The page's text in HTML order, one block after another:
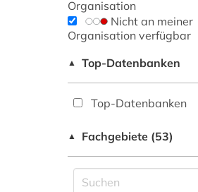
Organisation
Nicht an meiner
Organisation verfügbar
▲ Top-Datenbanken
Top-Datenbanken
▲ Fachgebiete (53)